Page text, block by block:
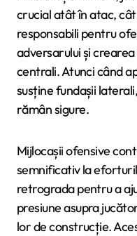
crucial atât în atac,
responsabili pentru
adversarului și
centrali. Atunci când
susține fundașii
rămân sigure.
Mijlocașii ofensive
semnificativ la
retrograda pentru a
presiune asupra
lor de construcție.